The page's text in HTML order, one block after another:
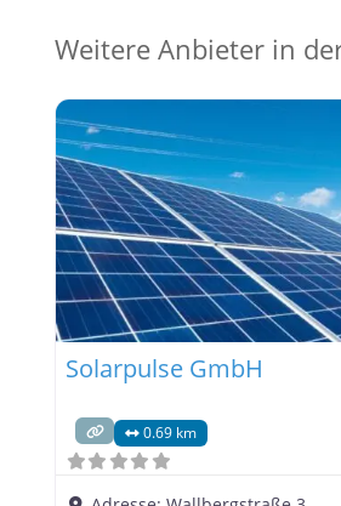
Weitere Anbieter in
Solarpulse GmbH
0.69 km